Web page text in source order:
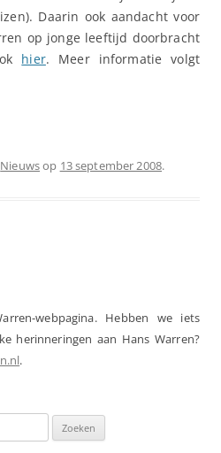
Daarin ook aandacht voor
op jonge leeftijd doorbracht
hier. Meer informatie volgt
Nieuwsop 13 september 2008.
webpagina. Hebben we iets
herinneringen aan Hans Warren?
.